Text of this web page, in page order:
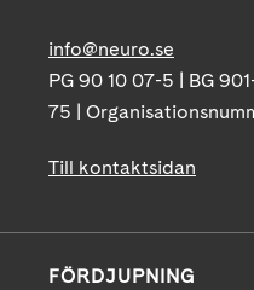
info@neuro.se
PG 90 10 07-5 | BG
75 |
Till kontaktsidan
FÖRDJUPNING